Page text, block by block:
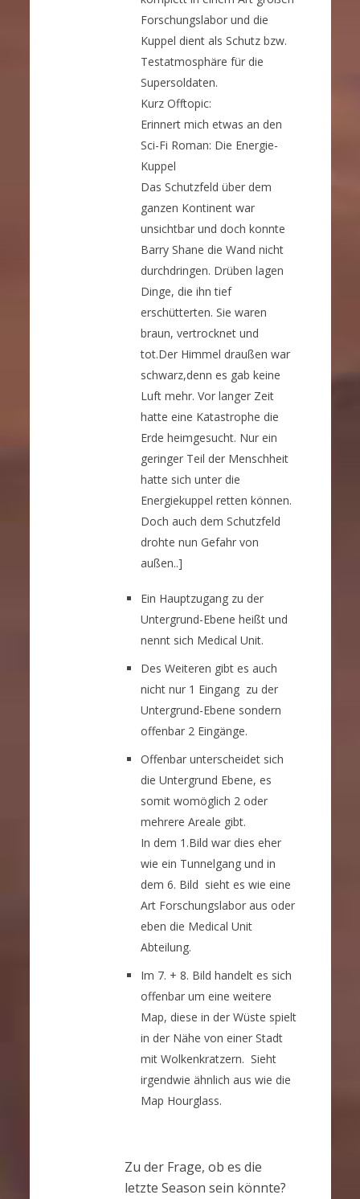
Forschungslabor und die
Kuppel dient als Schutz bzw.
Testatmosphäre für die
Supersoldaten.
Kurz Offtopic:
Erinnert mich etwas an den
Sci-Fi Roman: Die Energie-
Kuppel
Das Schutzfeld über dem
ganzen Kontinent war
unsichtbar und doch konnte
Barry Shane die Wand nicht
durchdringen. Drüben lagen
Dinge, die ihn tief
erschütterten. Sie waren
braun, vertrocknet und
tot.Der Himmel draußen war
schwarz,denn es gab keine
Luft mehr. Vor langer Zeit
hatte eine Katastrophe die
Erde heimgesucht. Nur ein
geringer Teil der Menschheit
hatte sich unter die
Energiekuppel retten können.
Doch auch dem Schutzfeld
drohte nun Gefahr von
außen..]
Ein Hauptzugang zu der
Untergrund-Ebene heißt und
nennt sich Medical Unit.
Des Weiteren gibt es auch
nicht nur 1 Eingang zu der
Untergrund-Ebene sondern
offenbar 2 Eingänge.
Offenbar unterscheidet sich
die Untergrund Ebene, es
somit womöglich 2 oder
mehrere Areale gibt.
In dem 1.Bild war dies eher
wie ein Tunnelgang und in
dem 6. Bild sieht es wie eine
Art Forschungslabor aus oder
eben die Medical Unit
Abteilung.
Im 7. + 8. Bild handelt es sich
offenbar um eine weitere
Map, diese in der Wüste spielt
in der Nähe von einer Stadt
mit Wolkenkratzern. Sieht
irgendwie ähnlich aus wie die
Map Hourglass.
Zu der Frage, ob es die
letzte Season sein könnte?